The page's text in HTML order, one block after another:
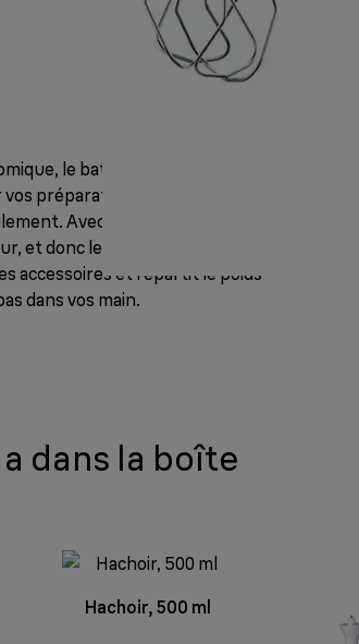
le batteur MultiMix 3 vous
préparations culinaires
Avec la technologie
et donc le centre de gravité, est
accessoires et répartit le poids
dans vos main.
a dans la boîte
Hachoir, 500 ml